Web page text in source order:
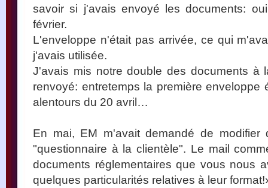
savoir si j'avais envoyé les documents:
février.
L'enveloppe n'était pas arrivée, ce qui
j'avais utilisée.
J'avais mis notre double des documents à
renvoyé: entretemps la première enveloppe
alentours du 20 avril…
En mai, EM m'avait demandé de modifier
"questionnaire à la clientèle". Le mail
documents réglementaires que vous nous
quelques particularités relatives à leur